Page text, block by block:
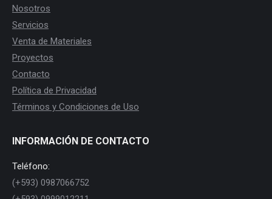
Nosotros
Servicios
Venta de Materiales
Proyectos
Contacto
Política de Privacidad
Términos y Condiciones de Uso
INFORMACIÓN DE CONTACTO
Teléfono:
(+593) 0987066752